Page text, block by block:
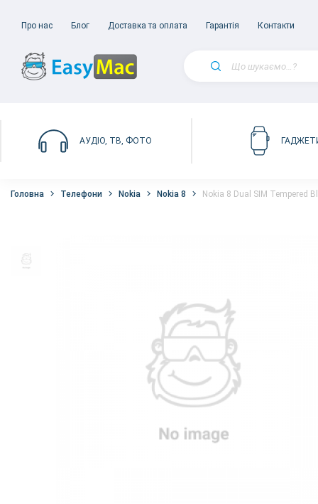
Про нас Блог Доставка та оплата Гарантія Контакти
АУДІО, ТВ, ФОТО
Головна Телефони Nokia Nokia 8 Nokia 8 Dual SIM Tempered